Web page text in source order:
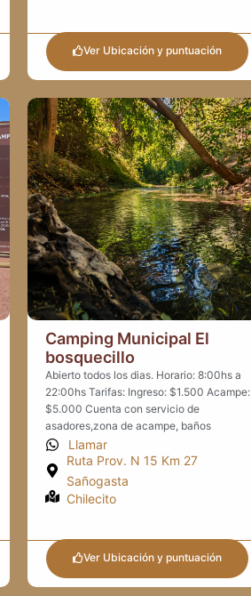
Ver Ubicación y puntuación
Camping Municipal El
bosquecillo
Abierto todos los dias. Horario: 8:00hs a
22:00hs Tarifas: Ingreso: $1.500 Acampe:
$5.000 Cuenta con servicio de
asadores,zona de acampe, baños
Llamar
Ruta Prov. N 15 Km 27
Sañogasta
Chilecito
Ver Ubicación y puntuación